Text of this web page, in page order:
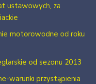
ustawowych, za
motorowodne od roku
od sezonu 2013
warunki przystąpienia